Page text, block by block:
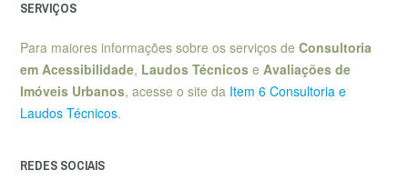
SERVIÇOS
Para maiores informações sobre os serviços de Consultoria
em Acessibilidade, Laudos Técnicos e Avaliações de
Imóveis Urbanos, acesse o site da Item 6 Consultoria e
Laudos Técnicos.
REDES SOCIAIS